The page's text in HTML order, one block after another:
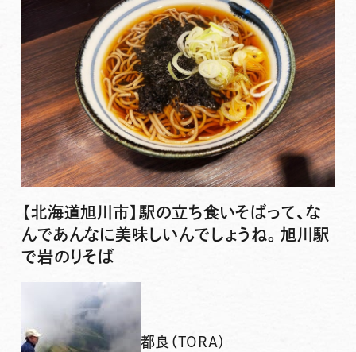
【北海道旭川市】駅の立ち食いそばって、な
んであんなに美味しいんでしょうね。旭川駅
で岩のりそば
都良（TORA)